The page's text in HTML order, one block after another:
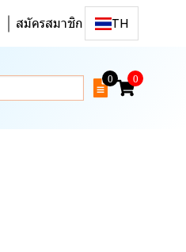
สมัครสมาชิก TH
0 0